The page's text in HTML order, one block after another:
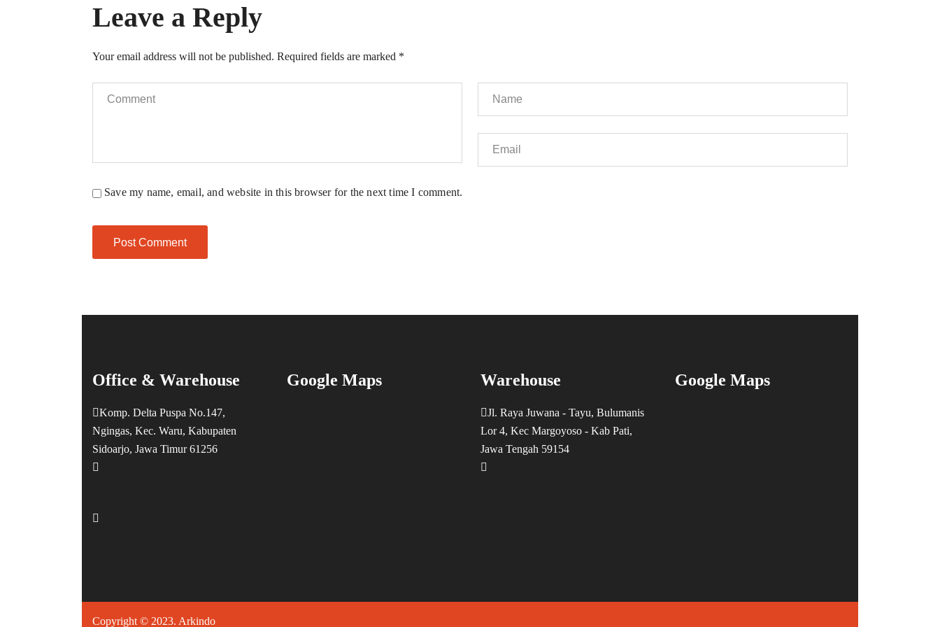
Leave a Reply
Your email address will not be published. Required fields are marked *
Save my name, email, and website in this browser for the next time I comment.
Office & Warehouse
Komp. Delta Puspa No.147,
Ngingas, Kec. Waru, Kabupaten
Sidoarjo, Jawa Timur 61256
Google Maps Warehouse
Jl. Raya Juwana - Tayu, Bulumanis
Lor 4, Kec Margoyoso - Kab Pati,
Jawa Tengah 59154
Google Maps
Copyright © 2023. Arkindo